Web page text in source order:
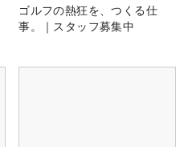
ゴルフの熱狂を、つくる仕
事。｜スタッフ募集中